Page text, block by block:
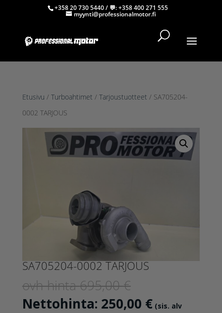
+358 20 730 5440/ 💬:+358 400 271 555
myynti@professionalmotor.fi
Etusivu / Turboahtimet / Tarjoustuotteet / SA705204-
0002 TARJOUS
SA705204-0002 TARJOUS
ovh-hinta695,00€
hinta
Nettohinta: 250,00 €Nykyinen
(sis. alv